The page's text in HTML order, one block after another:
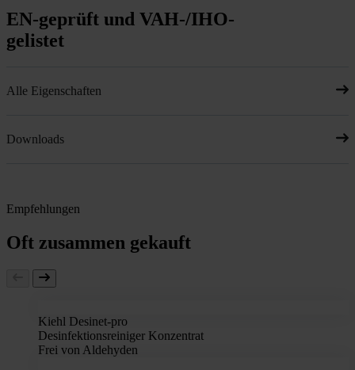
EN-geprüft und VAH-/IHO-
gelistet
Alle Eigenschaften
Downloads
Empfehlungen
Oft zusammen gekauft
Kiehl Desinet-pro
Desinfektionsreiniger Konzentrat
Frei von Aldehyden